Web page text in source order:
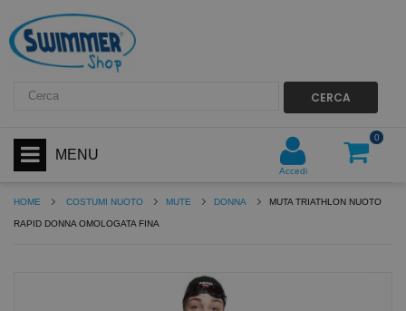
CERCA
MENU
0
Accedi
HOME COSTUMI NUOTO MUTE DONNA MUTA TRIATHLON NUOTO
RAPID DONNA OMOLOGATA FINA